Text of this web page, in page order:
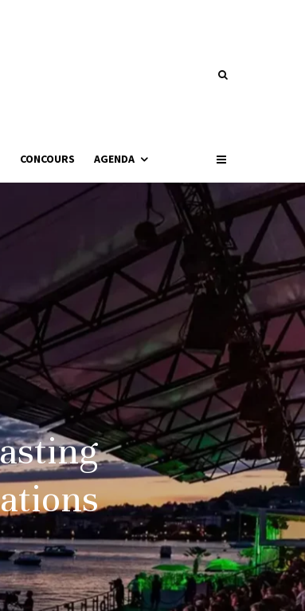
CONCOURS AGENDA